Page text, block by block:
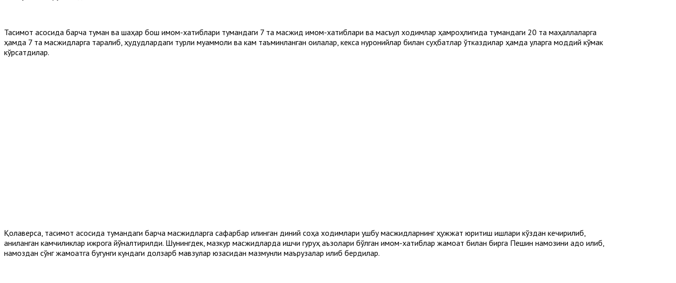
Тақсимот асосида барча туман ва шаҳар бош имом-хатиблари тумандаги 7 та масжид имом-хатиблари ва масъул ходимлар ҳамроҳлигида тумандаги 20 та маҳаллаларга
ҳамда 7 та масжидларга тарқалиб, ҳудудлардаги турли муаммоли ва кам таъминланган оилалар, кекса нуронийлар билан суҳбатлар ўтказдилар ҳамда уларга моддий кўмак
кўрсатдилар.
Қолаверса, тақсимот асосида тумандаги барча масжидларга сафарбар қилинган диний соҳа ходимлари ушбу масжидларнинг ҳужжат юритиш ишлари кўздан кечирилиб,
аниқланган камчиликлар ижрога йўналтирилди. Шунингдек, мазкур масжидларда ишчи гуруҳ аъзолари бўлган имом-хатиблар жамоат билан бирга Пешин намозини адо қилиб,
намоздан сўнг жамоатга бугунги кундаги долзарб мавзулар юзасидан мазмунли маърузалар қилиб бердилар.